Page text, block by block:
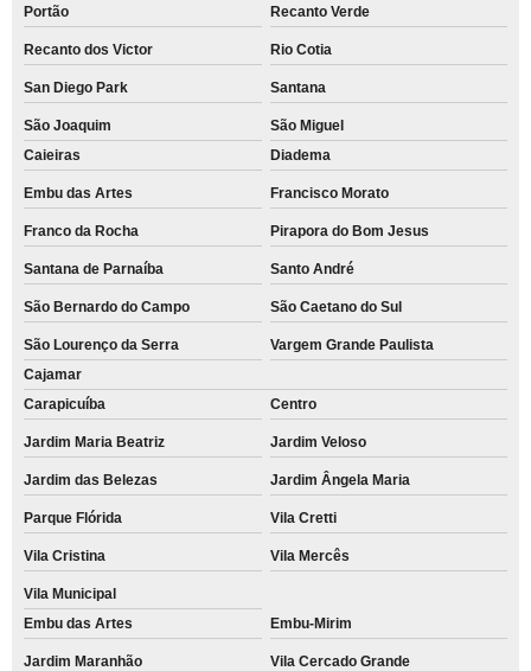
Portão Recanto Verde
Recanto dos Victor Rio Cotia
San Diego Park Santana
São Joaquim
São Miguel
Caieiras
Diadema
Embu das Artes Francisco Morato
Franco da Rocha Pirapora do Bom Jesus
Santana de Parnaíba Santo André
São Bernardo do Campo São Caetano do Sul
São Lourenço da Serra
Vargem Grande Paulista
Cajamar
Carapicuíba
Centro
Jardim Maria Beatriz Jardim Veloso
Jardim das Belezas Jardim Ângela Maria
Parque Flórida Vila Cretti
Vila Cristina Vila Mercês
Vila Municipal
Embu das Artes
Embu-Mirim
Jardim Maranhão
Vila Cercado Grande